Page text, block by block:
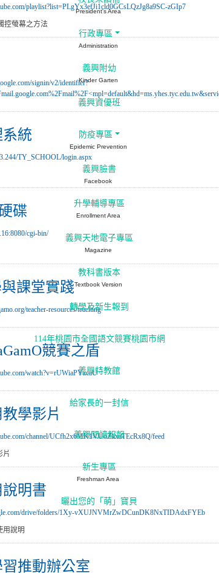
playlist?list=PLgYx3efJi1cld0GCsLQzJg8a9SC-zGIp7
控螢幕之方法
signin/v2/identifier?
統
TY_SCHOOL/login.aspx
碟
cgi-bin/
與課堂實踐
teacher-resources/teaching
競賽之盾
watch?v=rUWiaPYzcaU
學影片
channel/UCfh2x6MK1VUoZkxaTEcRx8Q/feed
片
明書
drive/folders/1Xy-vXUJNVMrZwDCunDK8NxTIDAdxFYEb
用說明
推動辦公室
President's Area
行政專區
Administration
義興附幼
Kinder Garten
義興資優班
防疫專區
Epidemic Prevention
義興臉書
Facebook
升學輔導專區
Enrollment Area
義興天地電子專區
Magazine
教科書版本
Textbook Version
轉學及新生報到
114年桃園市全國語文競賽桃園市網
義興特教館
給家長的一封信
義興閱讀報報
新生專區
Freshman Area
曬出您的「萌」寶貝